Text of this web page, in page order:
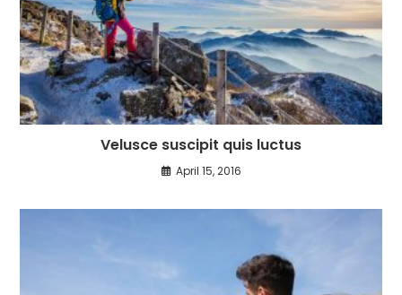
Velusce suscipit quis luctus
April 15, 2016